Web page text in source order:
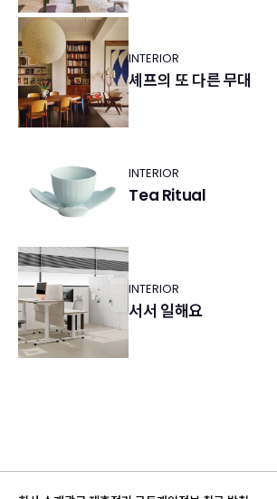
INTERIOR
셰프의 또 다른 무대
INTERIOR
Tea Ritual
INTERIOR
서서 일해요